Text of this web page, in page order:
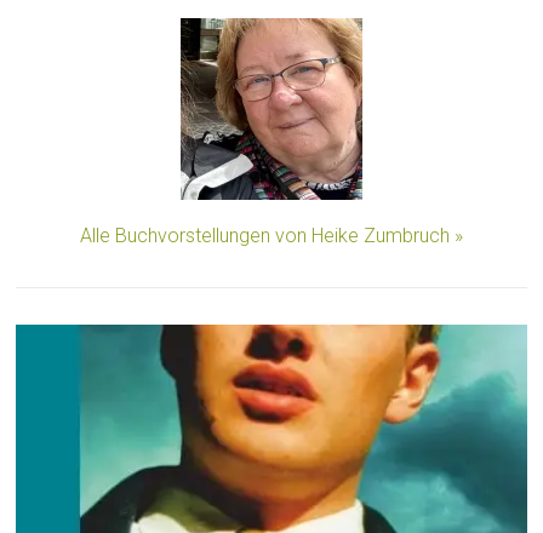
Alle Buchvorstellungen von Heike Zumbruch »